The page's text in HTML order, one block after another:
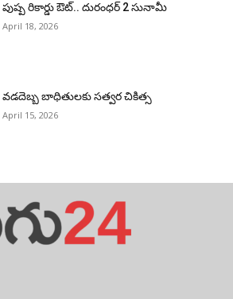
పుష్ప రికార్డు ఔట్‌.. దురంధ‌ర్ 2 సునామీ
April 18, 2026
వడదెబ్బ బాధితులకు సత్వర చికిత్స
April 15, 2026